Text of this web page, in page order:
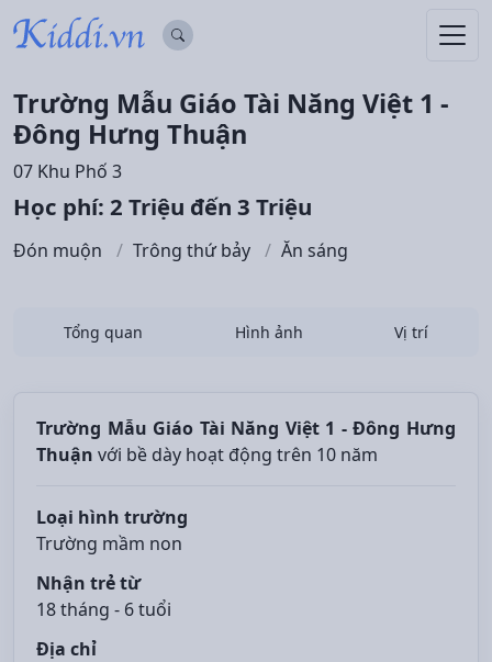
Trường Mẫu Giáo Tài Năng Việt 1 -
Đông Hưng Thuận
07 Khu Phố 3
Học phí: 2 Triệu đến 3 Triệu
Đón muộn Trông thứ bảy Ăn sáng
Tổng quan Hình ảnh Vị trí
Trường Mẫu Giáo Tài Năng Việt 1 - Đông Hưng
Thuận với bề dày hoạt động trên 10 năm
Loại hình trường
Trường mầm non
Nhận trẻ từ
18 tháng - 6 tuổi
Địa chỉ